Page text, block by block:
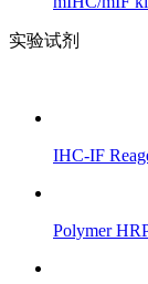
实验试剂
IHC-IF
Polymer